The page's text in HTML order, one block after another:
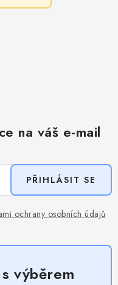
na váš e-mail
ochrany osobních údajů
PŘIHLÁSIT SE
výběrem